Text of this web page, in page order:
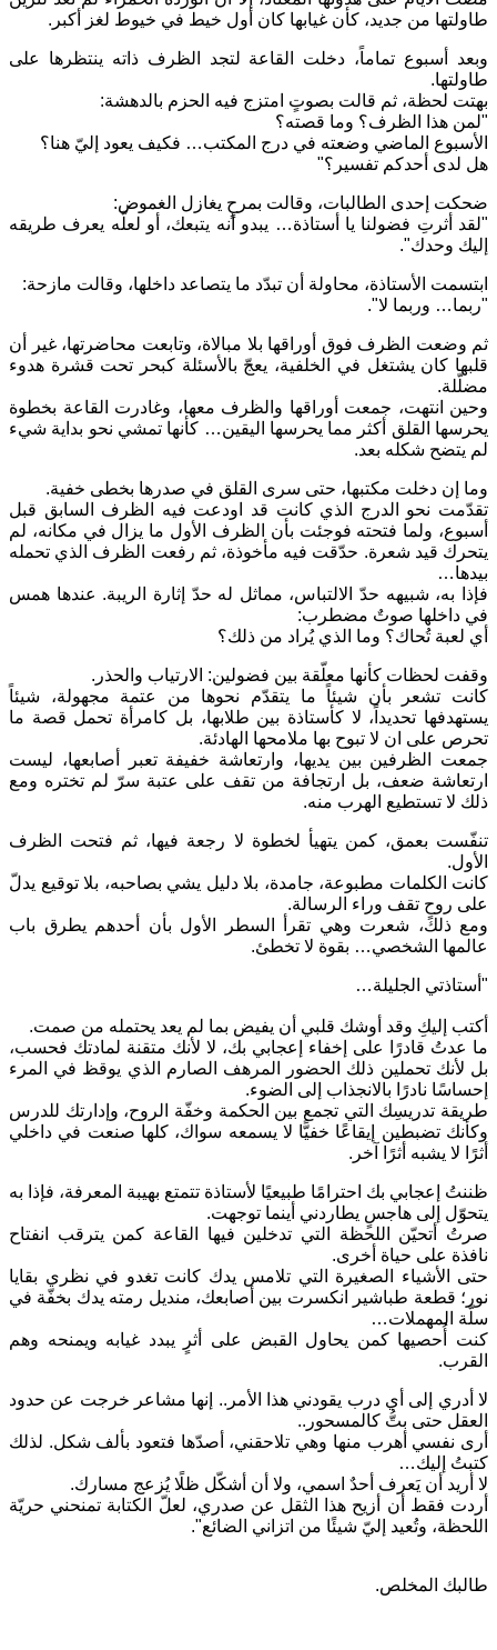
طاولتها من جديد، كأن غيابها كان أول خيط في خيوط لغز أكبر.
وبعد أسبوع تماماً، دخلت القاعة لتجد الظرف ذاته ينتظرها على
طاولتها.
بهتت لحظة، ثم قالت بصوتٍ امتزج فيه الحزم بالدهشة:
"لمن هذا الظرف؟ وما قصته؟
الأسبوع الماضي وضعته في درج المكتب… فكيف يعود إليّ هنا؟
هل لدى أحدكم تفسير؟"
ضحكت إحدى الطالبات، وقالت بمرحٍ يغازل الغموض:
"لقد أثرتِ فضولنا يا أستاذة… يبدو أنه يتبعك، أو لعلّه يعرف طريقه
إليك وحدك".
ابتسمت الأستاذة، محاولة أن تبدّد ما يتصاعد داخلها، وقالت مازحة:
"ربما… وربما لا".
ثم وضعت الظرف فوق أوراقها بلا مبالاة، وتابعت محاضرتها، غير أن
قلبها كان يشتغل في الخلفية، يعجّ بالأسئلة كبحر تحت قشرة هدوء
مضلّلة.
وحين انتهت، جمعت أوراقها والظرف معها، وغادرت القاعة بخطوة
يحرسها القلق أكثر مما يحرسها اليقين… كأنها تمشي نحو بداية شيء
لم يتضح شكله بعد.
وما إن دخلت مكتبها، حتى سرى القلق في صدرها بخطى خفية.
تقدّمت نحو الدرج الذي كانت قد اودعت فيه الظرف السابق قبل
أسبوع، ولما فتحته فوجئت بأن الظرف الأول ما يزال في مكانه، لم
يتحرك قيد شعرة. حدّقت فيه مأخوذة، ثم رفعت الظرف الذي تحمله
بيدها…
فإذا به، شبيهه حدّ الالتباس، مماثل له حدّ إثارة الريبة. عندها همس
في داخلها صوتٌ مضطرب:
أي لعبة تُحاك؟ وما الذي يُراد من ذلك؟
وقفت لحظات كأنها معلّقة بين فضولين: الارتياب والحذر.
كانت تشعر بأن شيئاً ما يتقدّم نحوها من عتمة مجهولة، شيئاً
يستهدفها تحديداً، لا كأستاذة بين طلابها، بل كامرأة تحمل قصة ما
تحرص على ان لا تبوح بها ملامحها الهادئة.
جمعت الظرفين بين يديها، وارتعاشة خفيفة تعبر أصابعها، ليست
ارتعاشة ضعف، بل ارتجافة من تقف على عتبة سرّ لم تختره ومع
ذلك لا تستطيع الهرب منه.
تنفّست بعمق، كمن يتهيأ لخطوة لا رجعة فيها، ثم فتحت الظرف
الأول.
كانت الكلمات مطبوعة، جامدة، بلا دليل يشي بصاحبه، بلا توقيع يدلّ
على روحٍ تقف وراء الرسالة.
ومع ذلك، شعرت وهي تقرأ السطر الأول بأن أحدهم يطرق باب
عالمها الشخصي… بقوة لا تخطئ.
"أستاذتي الجليلة…
أكتب إليكِ وقد أوشك قلبي أن يفيض بما لم يعد يحتمله من صمت.
ما عدتُ قادرًا على إخفاء إعجابي بك، لا لأنك متقنة لمادتك فحسب،
بل لأنك تحملين ذلك الحضور المرهف الصارم الذي يوقظ في المرء
إحساسًا نادرًا بالانجذاب إلى الضوء.
طريقة تدريسِك التي تجمع بين الحكمة وخفّة الروح، وإدارتك للدرس
وكأنك تضبطين إيقاعًا خفيًّا لا يسمعه سواك، كلها صنعت في داخلي
أثرًا لا يشبه أثرًا آخر.
ظننتُ إعجابي بك احترامًا طبيعيًا لأستاذة تتمتع بهيبة المعرفة، فإذا به
يتحوّل إلى هاجسٍ يطاردني أينما توجهت.
صرتُ أتحيّن اللحظة التي تدخلين فيها القاعة كمن يترقب انفتاح
نافذة على حياة أخرى.
حتى الأشياء الصغيرة التي تلامس يدك كانت تغدو في نظري بقايا
نور؛ قطعة طباشير انكسرت بين أصابعك، منديل رمته يدك بخفّة في
سلّة المهملات…
كنت أُحصيها كمن يحاول القبض على أثرٍ يبدد غيابه ويمنحه وهم
القرب.
لا أدري إلى أي درب يقودني هذا الأمر.. إنها مشاعر خرجت عن حدود
العقل حتى بتُّ كالمسحور..
أرى نفسي أهرب منها وهي تلاحقني، أصدّها فتعود بألف شكل. لذلك
كتبتُ إليك…
لا أريد أن يَعرف أحدٌ اسمي، ولا أن أشكّل ظلًا يُزعج مسارك.
أردت فقط أن أزيح هذا الثقل عن صدري، لعلّ الكتابة تمنحني حريّة
اللحظة، وتُعيد إليّ شيئًا من اتزاني الضائع".
طالبك المخلص.